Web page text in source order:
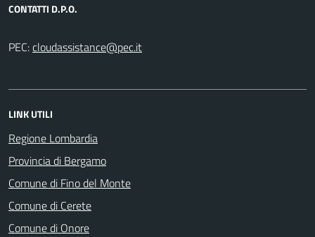
CONTATTI D.P.O.
PEC:
LINK UTILI
Regione Lombardia
Provincia di Bergamo
Comune di Fino del Monte
Comune di Cerete
Comune di Onore